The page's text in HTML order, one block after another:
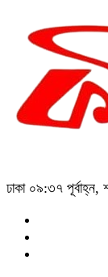
ঢাকা ০৯:৩৭ পূর্বাহ্ন,